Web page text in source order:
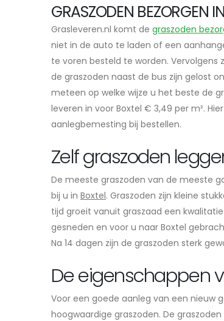
GRASZODEN BEZORGEN
Grasleveren.nl komt de graszoden
niet in de auto te laden of een
te voren besteld te worden. Vervolgens
de graszoden naast de bus zijn gelost
meteen op welke wijze u het beste de
leveren in voor Boxtel € 3,49 per m².
aanlegbemesting bij bestellen.
Zelf graszoden
De meeste graszoden van de meeste
bij u in Boxtel. Graszoden zijn kleine
tijd groeit vanuit graszaad een
gesneden en voor u naar Boxtel
Na 14 dagen zijn de graszoden sterk
De eigenschappen
Voor een goede aanleg van een nieuw
hoogwaardige graszoden. De